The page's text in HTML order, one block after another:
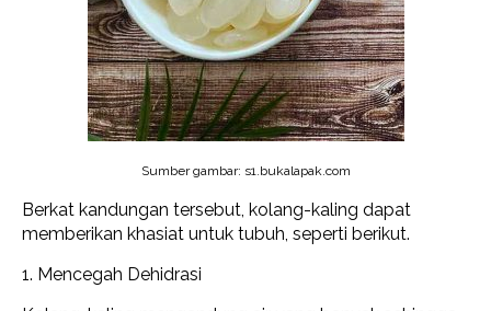
Sumber gambar: s1.bukalapak.com
Berkat kandungan tersebut, kolang-kaling dapat
memberikan khasiat untuk tubuh, seperti berikut.
1. Mencegah Dehidrasi